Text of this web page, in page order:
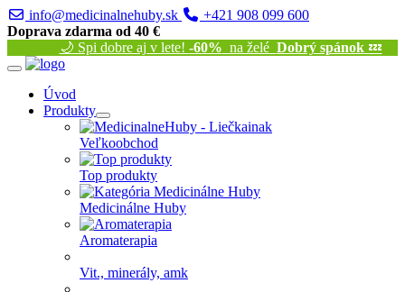
info@medicinalnehuby.sk
+421 908 099 600
Doprava zdarma od 40 €
🌙 Spi dobre aj v lete! -60% na želé Dobrý spánok💤
Úvod
Produkty
Veľkoobchod
Top produkty
Medicinálne Huby
Aromaterapia
Vit., minerály, amk